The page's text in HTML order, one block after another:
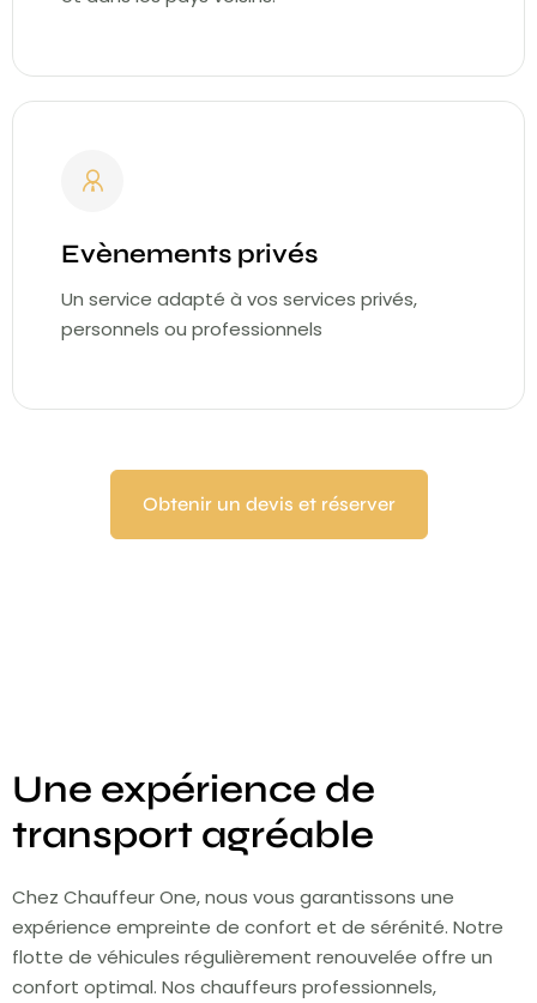
Evènements privés
Un service adapté à vos services privés,
personnels ou professionnels
Obtenir un devis et réserver
Une expérience de
transport agréable
Chez Chauffeur One, nous vous garantissons une
expérience empreinte de confort et de sérénité. Notre
flotte de véhicules régulièrement renouvelée offre un
confort optimal. Nos chauffeurs professionnels,